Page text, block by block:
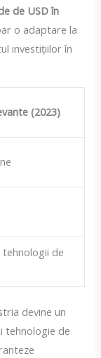
de USD în
o adaptare la
investițiilor în
(2023)
tehnologii de
devine un
tehnologie de